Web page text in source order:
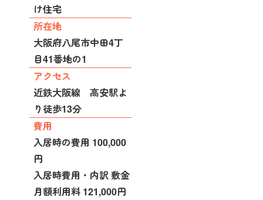
け住宅
所在地
大阪府八尾市中田4丁
目41番地の1
アクセス
近鉄大阪線 高安駅よ
り徒歩13分
費用
入居時の費用 100,000
円
入居時費用・内訳 敷金
月額利用料 121,000円